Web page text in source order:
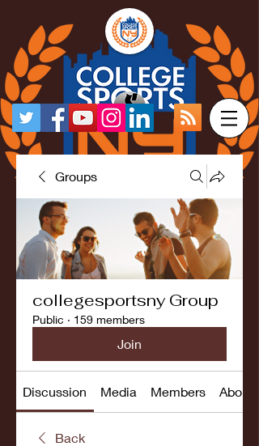
Groups
collegesportsny Group
Public · 159 members
Join
Discussion Media Members About
Back